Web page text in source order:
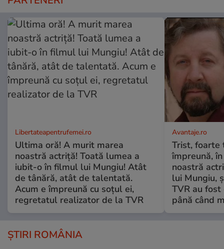
Libertateapentrufemei.ro
Ultima oră! A murit marea
noastră actriță! Toată lumea a
iubit-o în filmul lui Mungiu! Atât
de tânără, atât de talentată.
Acum e împreună cu soțul ei,
regretatul realizator de la TVR
Avantaje.ro
Trist, foarte
împreună,
noastră
lui Mungiu,
TVR au
până când
ȘTIRI ROMÂNIA